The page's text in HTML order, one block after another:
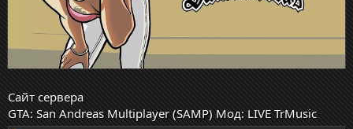
Сайт сервера
GTA: San Andreas Multiplayer (SAMP) Мод: LIVE TrMusic